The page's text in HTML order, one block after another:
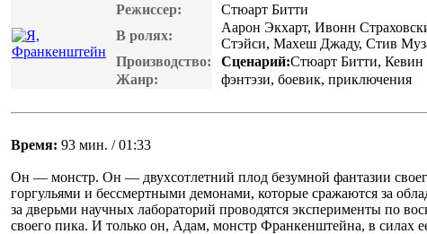
Режиссер:
Стюарт Битти
В ролях:
Аарон Экхарт, Ивонн
Стэйси, Махеш Джаду, Стив
Производство:
Сценарий:Стюарт Битти,
Жанр:
фэнтэзи, боевик, приключения
Время: 93 мин. / 01:33
Он — монстр. Он — двухсотлетний плод безумной фантазии
горгульями и бессмертными демонами, которые сражаются за
за дверьми научных лабораторий проводятся эксперименты по
своего пика. И только он, Адам, монстр Франкенштейна, в силах